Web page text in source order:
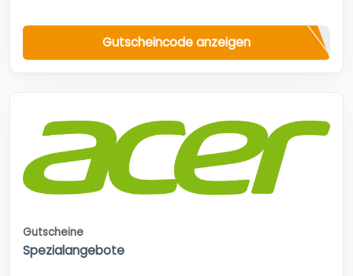
Gutscheincode anzeigen
Gutscheine
Spezialangebote